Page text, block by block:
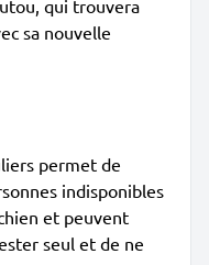
qui trouvera
sa nouvelle
permet de
indisponibles
et peuvent
seul et de ne